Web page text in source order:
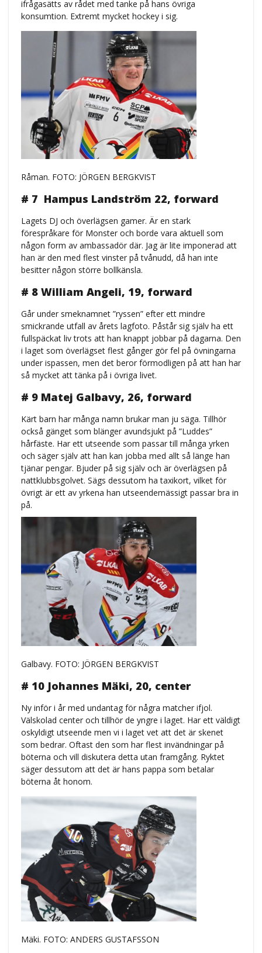
ifrågasätts av rådet med tanke på hans övriga
konsumtion. Extremt mycket hockey i sig.
Råman. FOTO: JÖRGEN BERGKVIST
# 7 Hampus Landström 22, forward
Lagets DJ och överlägsen gamer. Är en stark
förespråkare för Monster och borde vara aktuell som
någon form av ambassadör där. Jag är lite imponerad att
han är den med flest vinster på tvånudd, då han inte
besitter någon större bollkänsla.
# 8 William Angeli, 19, forward
Går under smeknamnet ”ryssen” efter ett mindre
smickrande utfall av årets lagfoto. Påstår sig själv ha ett
fullspäckat liv trots att han knappt jobbar på dagarna. Den
i laget som överlägset flest gånger gör fel på övningarna
under ispassen, men det beror förmodligen på att han har
så mycket att tänka på i övriga livet.
# 9 Matej Galbavy, 26, forward
Kärt barn har många namn brukar man ju säga. Tillhör
också gänget som blänger avundsjukt på ”Luddes”
hårfäste. Har ett utseende som passar till många yrken
och säger själv att han kan jobba med allt så länge han
tjänar pengar. Bjuder på sig själv och är överlägsen på
nattklubbsgolvet. Sägs dessutom ha taxikort, vilket för
övrigt är ett av yrkena han utseendemässigt passar bra in
på.
Galbavy. FOTO: JÖRGEN BERGKVIST
# 10 Johannes Mäki, 20, center
Ny inför i år med undantag för några matcher ifjol.
Välskolad center och tillhör de yngre i laget. Har ett väldigt
oskyldigt utseende men vi i laget vet att det är skenet
som bedrar. Oftast den som har flest invändningar på
böterna och vill diskutera detta utan framgång. Ryktet
säger dessutom att det är hans pappa som betalar
böterna åt honom.
Mäki. FOTO: ANDERS GUSTAFSSON